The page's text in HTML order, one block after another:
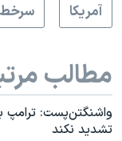
آمريکا
سرخط
مطالب
واشنگتن‌پست: ترامپ
تشدید نکند